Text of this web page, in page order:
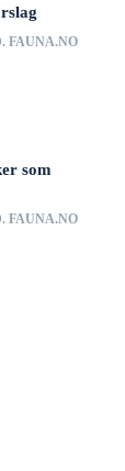
FAUNA.NO
som
FAUNA.NO